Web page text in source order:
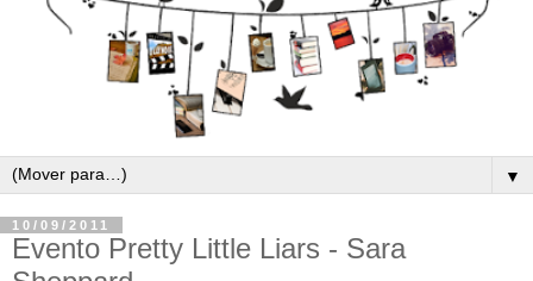
▼
10/09/2011
Evento Pretty Little Liars - Sara